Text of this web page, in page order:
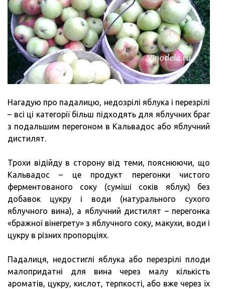
Нагадую про падалицю, недозрілі яблука і перезрілі
– всі ці категорії більш підходять для яблучних браг
з подальшим перегоном в Кальвадос або яблучний
дистилят.
Трохи відійду в сторону від теми, пояснюючи, що
Кальвадос – це продукт перегонки чистого
ферментованого соку (суміші соків яблук) без
добавок цукру і води (натурального сухого
яблучного вина), а яблучний дистилят – перегонка
«бражної вінегрету» з яблучного соку, макухи, води і
цукру в різних пропорціях.
Падалиця, недостиглі яблука або перезрілі плоди
малопридатні для вина через малу кількість
ароматів, цукру, кислот, терпкості, або вже через їх